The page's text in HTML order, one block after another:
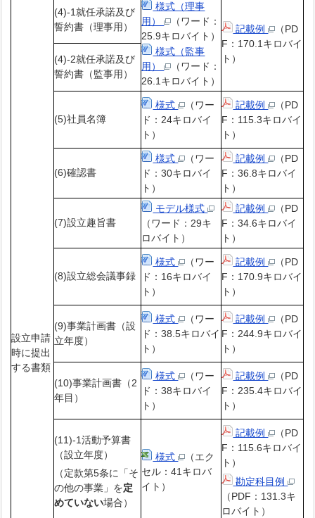
設立申請
時に提出
する書類
(4)-1就任承諾及び
誓約書（理事用）
様式（理事
用）
（ワード：
25.9キロバイト）
様式（監事
用）
（ワード：
26.1キロバイト）
記載例
（PD
F：170.1キロバイ
ト）
(4)-2就任承諾及び
誓約書（監事用）
(5)社員名簿
様式
（ワー
ド：24キロバイ
ト）
記載例
（PD
F：115.3キロバイ
ト）
(6)確認書
様式
（ワー
ド：30キロバイ
ト）
記載例
（PD
F：36.8キロバイ
ト）
(7)設立趣旨書
モデル様式
（ワード：29キ
ロバイト）
記載例
（PD
F：34.6キロバイ
ト）
(8)設立総会議事録
様式
（ワー
ド：16キロバイ
ト）
記載例
（PD
F：170.9キロバイ
ト）
(9)事業計画書（設
立年度）
様式
（ワー
ド：38.5キロバイ
ト）
記載例
（PD
F：244.9キロバイ
ト）
(10)事業計画書（2
年目）
様式
（ワー
ド：38キロバイ
ト）
記載例
（PD
F：235.4キロバイ
ト）
(11)-1活動予算書
（設立年度）
（定款第5条に「そ
の他の事業」を定
めていない場合）
様式
（エク
セル：41キロバ
イト）
記載例
（PD
F：115.6キロバイ
ト）
勘定科目例
（PDF：131.3キ
ロバイト）